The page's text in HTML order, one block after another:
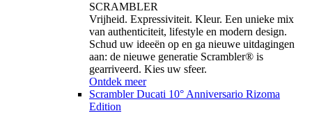
SCRAMBLER
Vrijheid. Expressiviteit. Kleur. Een unieke mix
van authenticiteit, lifestyle en modern design.
Schud uw ideeën op en ga nieuwe uitdagingen
aan: de nieuwe generatie Scrambler® is
gearriveerd. Kies uw sfeer.
Ontdek meer
Scrambler Ducati 10° Anniversario Rizoma
Edition